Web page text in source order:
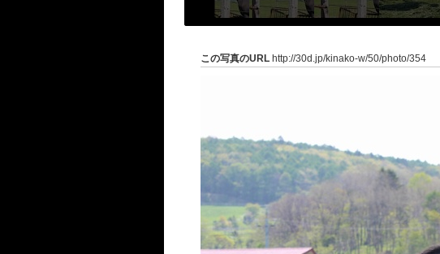
この写真のURL http://30d.jp/kinako-w/50/photo/354